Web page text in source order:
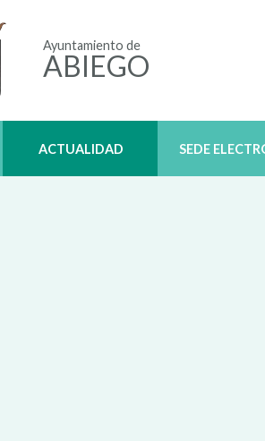
Ayuntamiento de
ABIEGO
ACTUALIDAD SEDE